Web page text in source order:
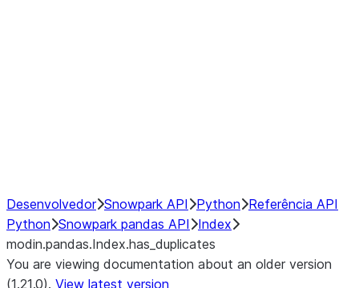
Desenvolvedor Snowpark API Python Referência API
Python Snowpark pandas API
Index
modin.pandas.Index.has_duplicates
You are viewing documentation about an older version
(1.21.0). View latest version